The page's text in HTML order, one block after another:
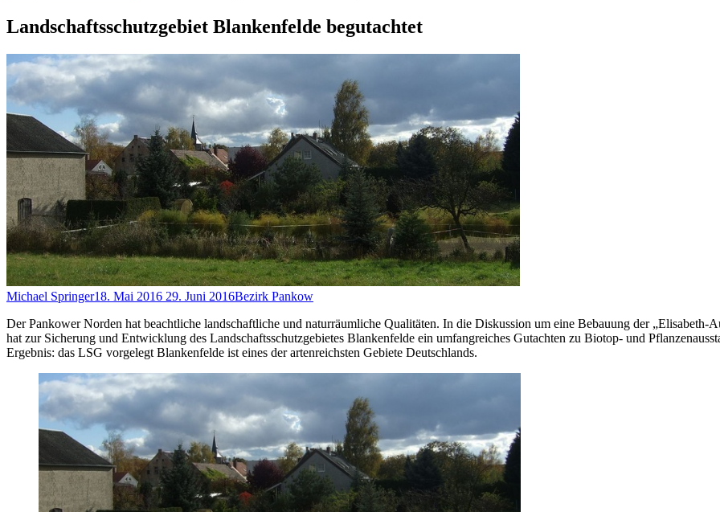
Landschaftsschutzgebiet Blankenfelde begutachtet
Michael Springer18. Mai 2016 29. Juni 2016Bezirk Pankow
Der Pankower Norden hat beachtliche landschaftliche und naturräumliche Qualitäten. In die Diskussion um eine Bebauung der
hat zur Sicherung und Entwicklung des Landschaftsschutzgebietes Blankenfelde ein umfangreiches Gutachten zu Biotop- und
Ergebnis: das LSG vorgelegt Blankenfelde ist eines der artenreichsten Gebiete Deutschlands.